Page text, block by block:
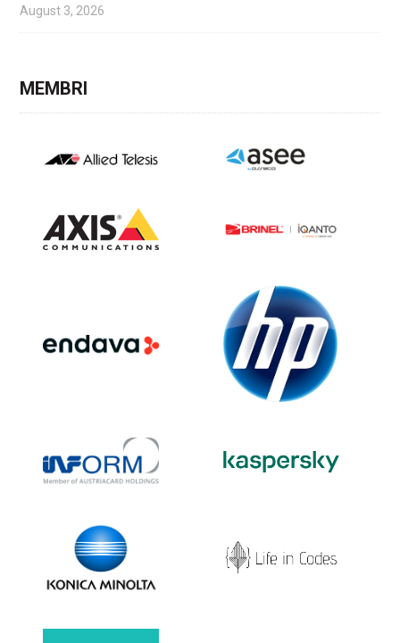
August 3, 2026
MEMBRI